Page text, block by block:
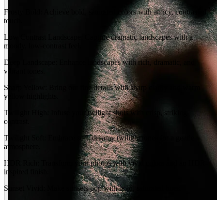
Frosty Bold: Achieve bold, saturated colors with an icy, contrasted
touch.
Low Contrast Landscape: Capture dramatic landscapes with a
moody, low-contrast feel.
Deep Landscape: Enhance landscapes with rich, dramatic, and
vibrant tones.
Sharp Yellow: Bring out fine details with sharp clarity and warm
yellow highlights.
Twilight High: Infuse your twilight shots with crisp, striking
contrast.
Twilight Soft: Embrace soft, dreamy twilight tones for a gentle
atmosphere.
HDR Rich: Transform your photos with vivid colors and an HDR-
inspired finish.
Sunset Vivid: Make sunsets pop with bold, saturated hues.